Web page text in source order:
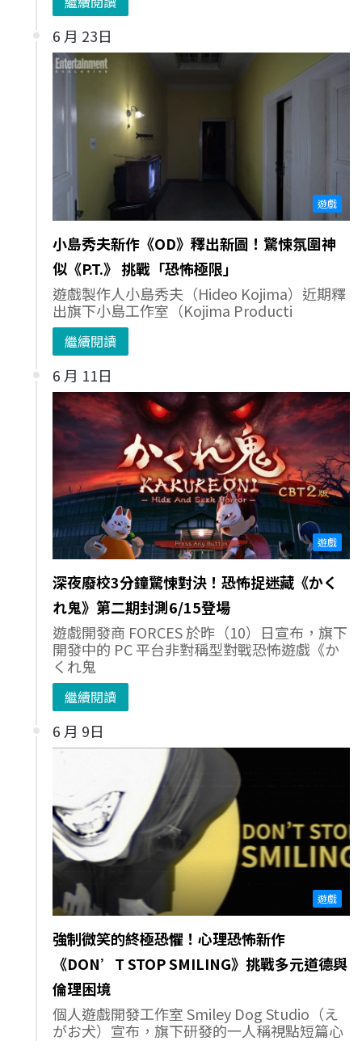
6 月 23日
遊戲
小島秀夫新作《OD》釋出新圖！驚悚氛圍神
似《P.T.》 挑戰「恐怖極限」
遊戲製作人小島秀夫（Hideo Kojima）近期釋
出旗下小島工作室（Kojima Producti
繼續閱讀
6 月 11日
遊戲
深夜廢校3分鐘驚悚對決！恐怖捉迷藏《かく
れ鬼》第二期封測6/15登場
遊戲開發商 FORCES 於昨（10）日宣布，旗下
開發中的 PC 平台非對稱型對戰恐怖遊戲《か
くれ鬼
繼續閱讀
6 月 9日
遊戲
強制微笑的終極恐懼！心理恐怖新作
《DON’T STOP SMILING》挑戰多元道德與
倫理困境
個人遊戲開發工作室 Smiley Dog Studio（え
がお犬）宣布，旗下研發的一人稱視點短篇心